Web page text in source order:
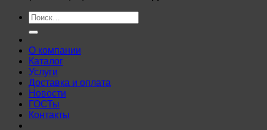
Искать:
О компании
Каталог
Услуги
Доставка и оплата
Новости
ГОСТы
Контакты